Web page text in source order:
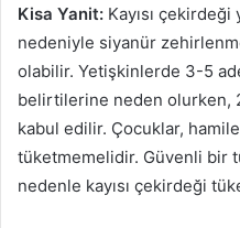
Kisa Yanit: Kayısı
nedeniyle siyanür
olabilir. Yetişkinlerde 3-5
belirtilerine neden olurken,
kabul edilir. Çocuklar,
tüketmemelidir. Güvenli bir
nedenle kayısı çekirdeği